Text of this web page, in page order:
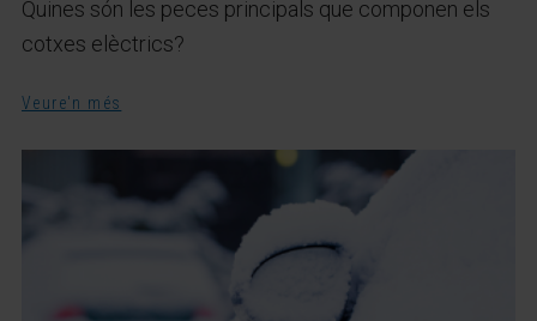
Quines són les peces principals que componen els
cotxes elèctrics?
Veure'n més